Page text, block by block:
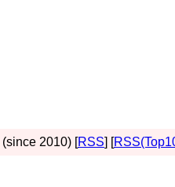
(since 2010) [RSS] [